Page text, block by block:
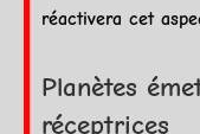
réactivera cet
Planètes
réceptrices